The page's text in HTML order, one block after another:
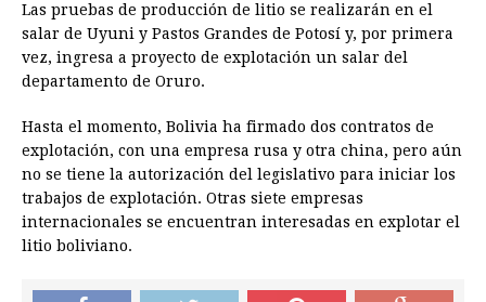
Las pruebas de producción de litio se realizarán en el
salar de Uyuni y Pastos Grandes de Potosí y, por primera
vez, ingresa a proyecto de explotación un salar del
departamento de Oruro.
Hasta el momento, Bolivia ha firmado dos contratos de
explotación, con una empresa rusa y otra china, pero aún
no se tiene la autorización del legislativo para iniciar los
trabajos de explotación. Otras siete empresas
internacionales se encuentran interesadas en explotar el
litio boliviano.